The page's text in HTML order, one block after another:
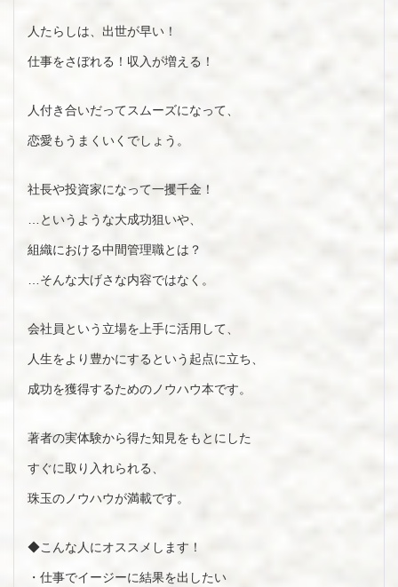
人たらしは、出世が早い！
仕事をさぼれる！収入が増える！
人付き合いだってスムーズになって、
恋愛もうまくいくでしょう。
社長や投資家になって一攫千金！
…というような大成功狙いや、
組織における中間管理職とは？
…そんな大げさな内容ではなく。
会社員という立場を上手に活用して、
人生をより豊かにするという起点に立ち、
成功を獲得するためのノウハウ本です。
著者の実体験から得た知見をもとにした
すぐに取り入れられる、
珠玉のノウハウが満載です。
◆こんな人にオススメします！
・仕事でイージーに結果を出したい